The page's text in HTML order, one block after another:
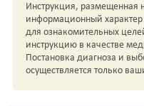
Инструкция, размещенная
информационный
для ознакомительных
инструкцию в качестве
Постановка диагноза и
осуществляется только